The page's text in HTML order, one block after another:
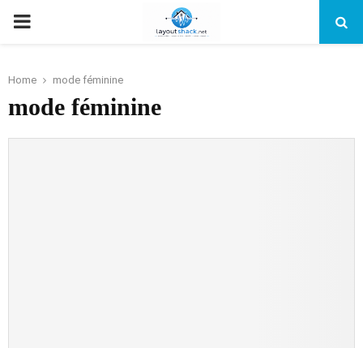
PRIMARY
Home mode féminine
mode féminine